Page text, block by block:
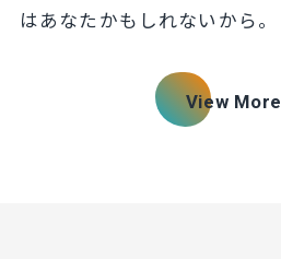
はあなたかもしれないから。
View More